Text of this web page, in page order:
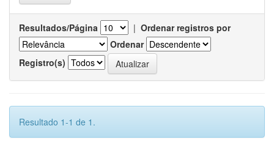
Resultados/Página | Ordenar registros por
Ordenar
Registro(s)
Resultado 1-1 de 1.